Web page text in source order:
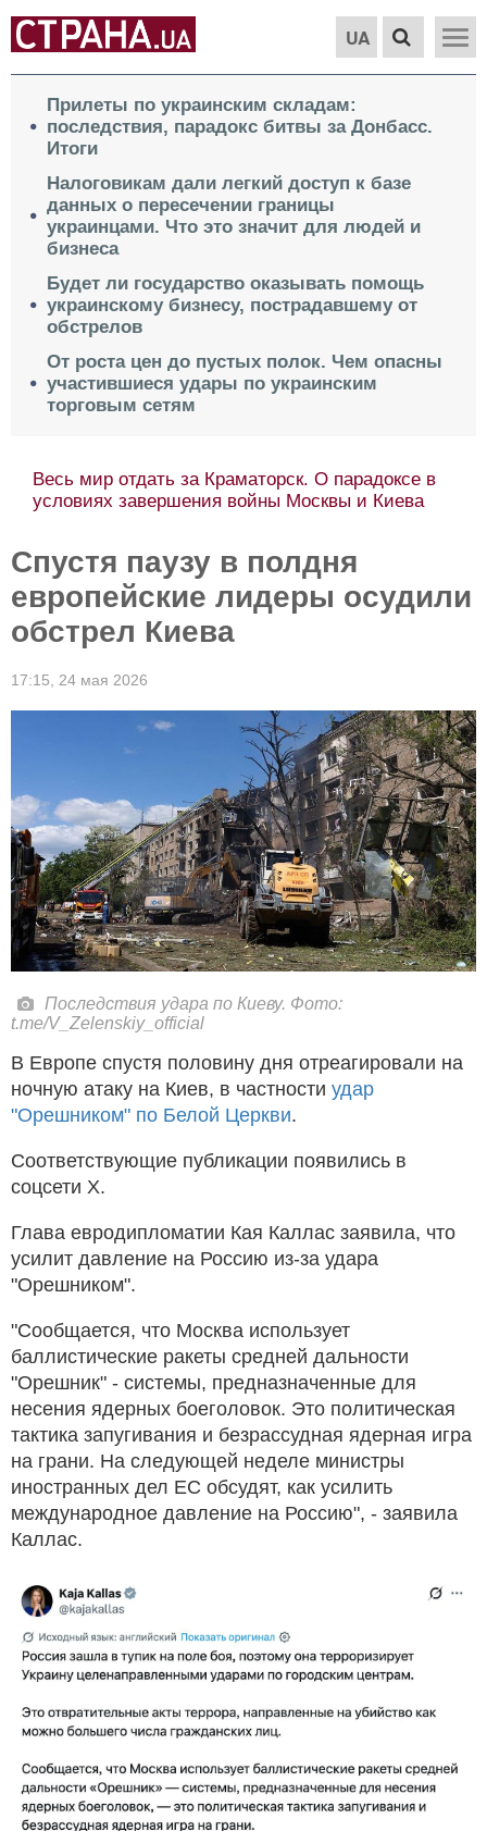
UA
Прилеты по украинским складам:
последствия, парадокс битвы за Донбасс.
Итоги
Налоговикам дали легкий доступ к базе
данных о пересечении границы
украинцами. Что это значит для людей и
бизнеса
Будет ли государство оказывать помощь
украинскому бизнесу, пострадавшему от
обстрелов
От роста цен до пустых полок. Чем опасны
участившиеся удары по украинским
торговым сетям
Весь мир отдать за Краматорск. О парадоксе в
условиях завершения войны Москвы и Киева
Спустя паузу в полдня
европейские лидеры осудили
обстрел Киева
17:15, 24 мая 2026
Последствия удара по Киеву. Фото:
t.me/V_Zelenskiy_official
В Европе спустя половину дня отреагировали на
ночную атаку на Киев, в частности удар
"Орешником" по Белой Церкви.
Соответствующие публикации появились в
соцсети X.
Глава евродипломатии Кая Каллас заявила, что
усилит давление на Россию из-за удара
"Орешником".
"Сообщается, что Москва использует
баллистические ракеты средней дальности
"Орешник" - системы, предназначенные для
несения ядерных боеголовок. Это политическая
тактика запугивания и безрассудная ядерная игра
на грани. На следующей неделе министры
иностранных дел ЕС обсудят, как усилить
международное давление на Россию", - заявила
Каллас.